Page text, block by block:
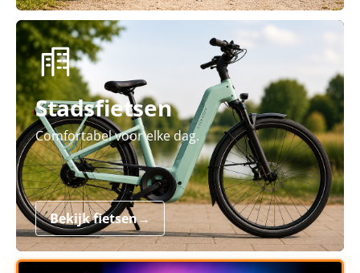
Stadsfietsen
Comfortabel voor elke dag.
Bekijk fietsen→